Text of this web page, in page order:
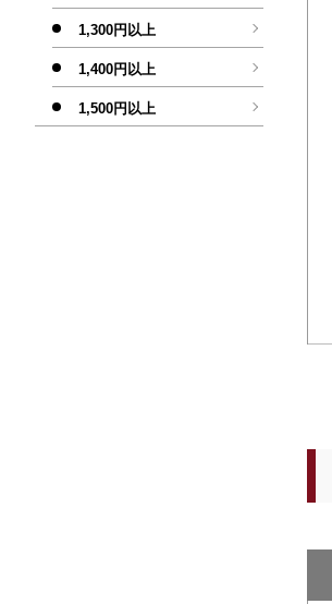
1,300円以上
1,400円以上
1,500円以上